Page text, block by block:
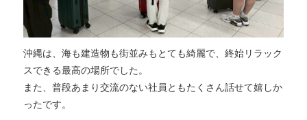
沖縄は、海も建造物も街並みもとても綺麗で、終始リラック
スできる最高の場所でした。
また、普段あまり交流のない社員ともたくさん話せて嬉しか
ったです。